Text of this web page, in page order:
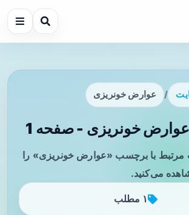
/ عوارض خونریزی
خونریزی - صفحه 1
مرتبط با برچسب «عوارض خونریزی» را
می‌کنید.
۱ مطلب